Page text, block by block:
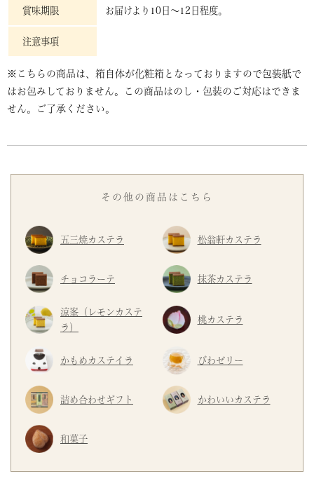
賞味期限 お届けより10日～12日程度。
注意事項
※こちらの商品は、箱自体が化粧箱となっておりますので包装紙で
はお包みしておりません。この商品はのし・包装のご対応はできま
せん。ご了承ください。
その他の商品はこちら
五三焼カステラ 松翁軒カステラ
チョコラーテ 抹茶カステラ
涼峯（レモンカステ
ラ）
桃カステラ
かもめカステイラ びわゼリー
詰め合わせギフト かわいいカステラ
和菓子